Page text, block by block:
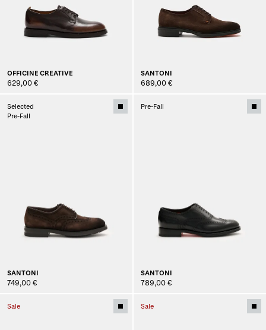
OFFICINE CREATIVE
629,00 €
SANTONI
689,00 €
Selected
Pre-Fall
SANTONI
749,00 €
Pre-Fall
SANTONI
789,00 €
Sale Sale